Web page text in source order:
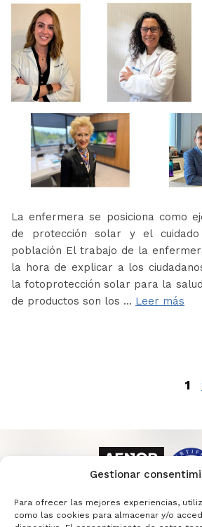
Gestionar
Para ofrecer las mejores experiencias,
como las cookies para almacenar y/o
La enfermera se posiciona como
de protección solar y el
población El trabajo de la
la hora de explicar a los
la fotoprotección solar para la
de productos son los … Leer más
1